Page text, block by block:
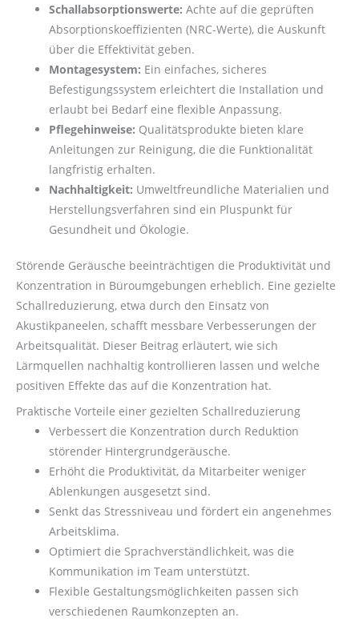
Schallabsorptionswerte: Achte auf die geprüften
Absorptionskoeffizienten (NRC-Werte), die Auskunft
über die Effektivität geben.
Montagesystem: Ein einfaches, sicheres
Befestigungssystem erleichtert die Installation und
erlaubt bei Bedarf eine flexible Anpassung.
Pflegehinweise: Qualitätsprodukte bieten klare
Anleitungen zur Reinigung, die die Funktionalität
langfristig erhalten.
Nachhaltigkeit: Umweltfreundliche Materialien und
Herstellungsverfahren sind ein Pluspunkt für
Gesundheit und Ökologie.
Störende Geräusche beeinträchtigen die Produktivität und
Konzentration in Büroumgebungen erheblich. Eine gezielte
Schallreduzierung, etwa durch den Einsatz von
Akustikpaneelen, schafft messbare Verbesserungen der
Arbeitsqualität. Dieser Beitrag erläutert, wie sich
Lärmquellen nachhaltig kontrollieren lassen und welche
positiven Effekte das auf die Konzentration hat.
Praktische Vorteile einer gezielten Schallreduzierung
Verbessert die Konzentration durch Reduktion
störender Hintergrundgeräusche.
Erhöht die Produktivität, da Mitarbeiter weniger
Ablenkungen ausgesetzt sind.
Senkt das Stressniveau und fördert ein angenehmes
Arbeitsklima.
Optimiert die Sprachverständlichkeit, was die
Kommunikation im Team unterstützt.
Flexible Gestaltungsmöglichkeiten passen sich
verschiedenen Raumkonzepten an.